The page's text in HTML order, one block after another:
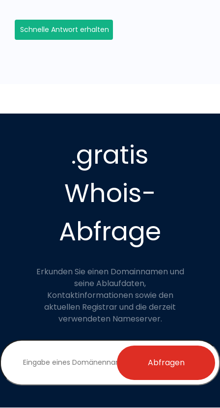
Schnelle Antwort erhalten
.gratis
Whois-
Abfrage
Erkunden Sie einen Domainnamen und
seine Ablaufdaten,
Kontaktinformationen sowie den
aktuellen Registrar und die derzeit
verwendeten Nameserver.
Abfragen